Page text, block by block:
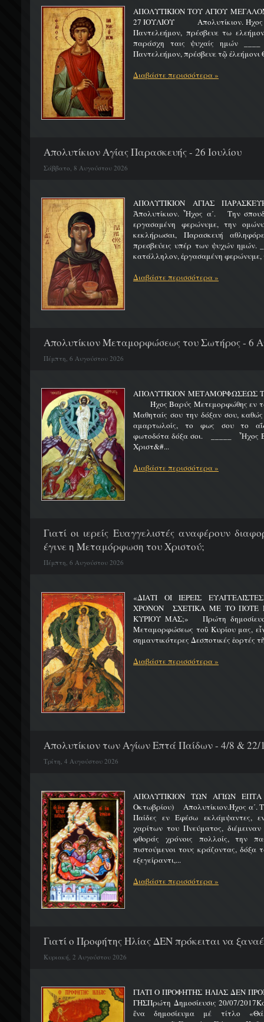
ΑΠΟΛΥΤΙΚΙΟΝ ΤΟΥ ΑΓΙΟΥ
27 ΙΟΥΛΙΟΥ Απολυτίκιον. Ήχος
Παντελεήμον, πρέσβευε τω
παράσχη ταις ψυχαίς ημών ____
Παντελεήμον, πρέσβευε τῷ ἐλεήμονι
Διαβάστε περισσότερα »
Απολυτίκιον Αγίας Παρασκευής - 26 Ιουλίου
Σάββατο, 8 Αυγούστου 2026
ΑΠΟΛΥΤΙΚΙΟΝ ΑΓΙΑΣ
Ἀπολυτίκιον. Ἦχος α΄. Την
εργασαμένη φερώνυμε, την
κεκλήρωσαι, Παρασκευή
πρεσβεύεις υπέρ των ψυχών ημών.
κατάλληλον, ἐργασαμένη φερώνυμε,
Διαβάστε περισσότερα »
Απολυτίκιον Μεταμορφώσεως του Σωτήρος - 6
Πέμπτη, 6 Αυγούστου 2026
ΑΠΟΛΥΤΙΚΙΟΝ
Ήχος Βαρύς Μετεμορφώθης εν τω
Μαθηταίς σου την δόξαν σου,
αμαρτωλοίς, το φως σου το
φωτοδότα δόξα σοι. _____ Ἦχος
Χριστ&#...
Διαβάστε περισσότερα »
Γιατί οι ιερείς Ευαγγελιστές αναφέρουν
έγινε η Μεταμόρφωση του Χριστού;
Πέμπτη, 6 Αυγούστου 2026
«ΔΙΑΤΙ ΟΙ ΙΕΡΕΙΣ
ΧΡΟΝΟΝ ΣΧΕΤΙΚΑ ΜΕ ΤΟ ΠΟΤΕ
ΚΥΡΙΟΥ ΜΑΣ;» Πρώτη
Μεταμορφώσεως τοῦ Κυρίου μας,
σημαντικότερες Δεσποτικές ἑορτές
Διαβάστε περισσότερα »
Απολυτίκιον των Αγίων Επτά Παίδων - 4/8 & 22/
Τρίτη, 4 Αυγούστου 2026
ΑΠΟΛΥΤΙΚΙΟΝ ΤΩΝ ΑΓΙΩΝ ΕΠΤΑ
Οκτωβρίου) Απολυτίκιον.Ήχος α΄.
Παίδες εν Εφέσω εκλάμψαντες,
χαρίτων του Πνεύματος,
φθοράς χρόνοις πολλοίς, την
πιστούμενοι τους κράζοντας,
εξεγείραντι,...
Διαβάστε περισσότερα »
Γιατί ο Προφήτης Ηλίας ΔΕΝ πρόκειται να
Κυριακή, 2 Αυγούστου 2026
ΓΙΑΤΙ Ο ΠΡΟΦΗΤΗΣ ΗΛΙΑΣ ΔΕΝ
ΓΗΣΠρώτη Δημοσίευσις 20/07/
ἕνα δημοσίευμα μέ τίτλο